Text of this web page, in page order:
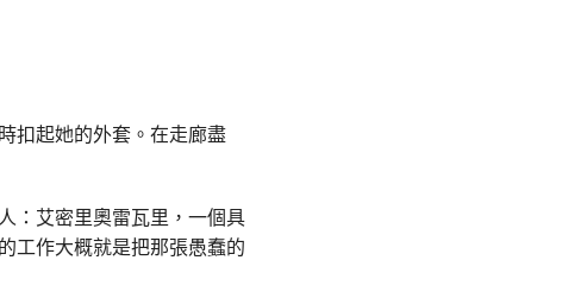
扣起她的外套。在走廊盡
：艾密里奧雷瓦里，一個具
工作大概就是把那張愚蠢的